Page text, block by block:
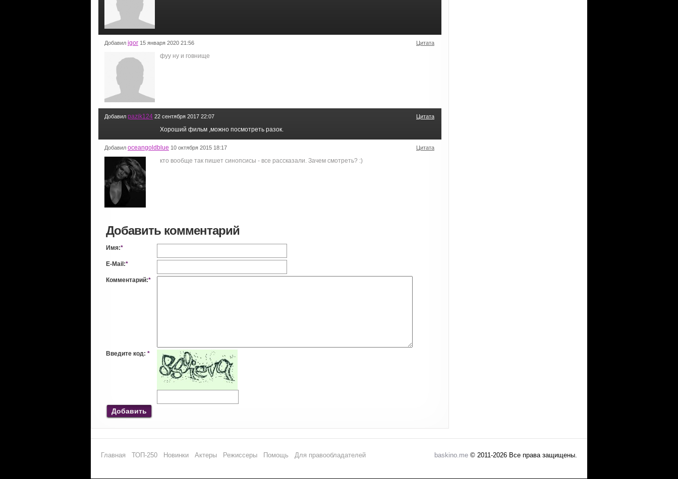
Добавил igor 15 января 2020 21:56 Цитата
фуу ну и говнище
Добавил pazik124 22 сентября 2017 22:07 Цитата
Хороший фильм ,можно посмотреть разок.
Добавил oceangoldblue 10 октября 2015 18:17 Цитата
кто вообще так пишет синопсисы - все рассказали. Зачем смотреть? :)
Добавить комментарий
Имя:*
E-Mail:*
Комментарий:*
Введите код: *
Добавить
Главная ТОП-250 Новинки Актеры Режиссеры Помощь Для правообладателей baskino.me © 2011-2026 Все права защищены.